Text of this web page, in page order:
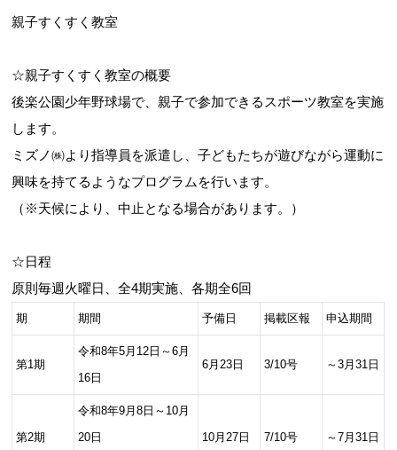
の京」施設予約ねっと
親子すくすく教室
☆親子すくすく教室の概要
後楽公園少年野球場で、親子で参加できるスポーツ教室を実施
します。
ミズノ㈱より指導員を派遣し、子どもたちが遊びながら運動に
興味を持てるようなプログラムを行います。
（※天候により、中止となる場合があります。）
☆日程
原則毎週火曜日、全4期実施、各期全6回
期 期間 予備日 掲載区報 申込期間
第1期
令和8年5月12日～6月
16日
6月23日 3/10号 ～3月31日
第2期
令和8年9月8日～10月
20日
10月27日 7/10号 ～7月31日